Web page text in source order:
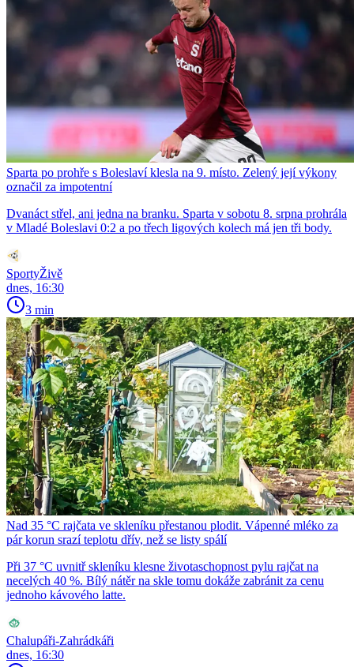
Sparta po prohře s Boleslaví klesla na 9. místo. Zelený její výkony
označil za impotentní
Dvanáct střel, ani jedna na branku. Sparta v sobotu 8. srpna prohrála
v Mladé Boleslavi 0:2 a po třech ligových kolech má jen tři body.
SportyŽivě
dnes, 16:30
3 min
Nad 35 °C rajčata ve skleníku přestanou plodit. Vápenné mléko za
pár korun srazí teplotu dřív, než se listy spálí
Při 37 °C uvnitř skleníku klesne životaschopnost pylu rajčat na
necelých 40 %. Bílý nátěr na skle tomu dokáže zabránit za cenu
jednoho kávového latte.
Chalupáři-Zahrádkáři
dnes, 16:30